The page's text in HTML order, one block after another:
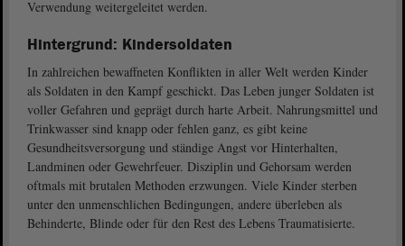
Verwendung weitergeleitet werden.
Hintergrund: Kindersoldaten
In zahlreichen bewaffneten Konflikten in aller Welt werden Kinder
als Soldaten in den Kampf geschickt. Das Leben junger Soldaten ist
voller Gefahren und geprägt durch harte Arbeit. Nahrungsmittel und
Trinkwasser sind knapp oder fehlen ganz, es gibt keine
Gesundheitsversorgung und ständige Angst vor Hinterhalten,
Landminen oder Gewehrfeuer. Disziplin und Gehorsam werden
oftmals mit brutalen Methoden erzwungen. Viele Kinder sterben
unter den unmenschlichen Bedingungen, andere überleben als
Behinderte, Blinde oder für den Rest des Lebens Traumatisierte.